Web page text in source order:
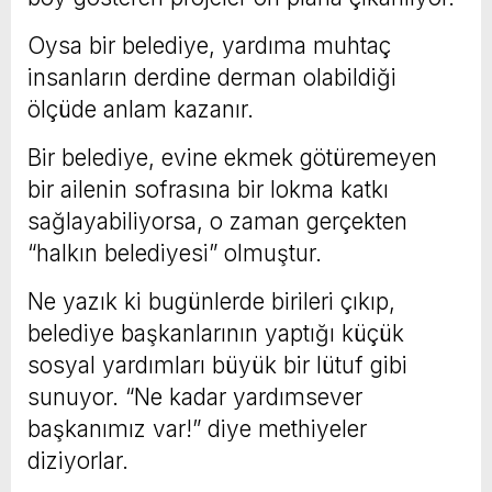
Oysa bir belediye, yardıma muhtaç
insanların derdine derman olabildiği
ölçüde anlam kazanır.
Bir belediye, evine ekmek götüremeyen
bir ailenin sofrasına bir lokma katkı
sağlayabiliyorsa, o zaman gerçekten
“halkın belediyesi” olmuştur.
Ne yazık ki bugünlerde birileri çıkıp,
belediye başkanlarının yaptığı küçük
sosyal yardımları büyük bir lütuf gibi
sunuyor. “Ne kadar yardımsever
başkanımız var!” diye methiyeler
diziyorlar.